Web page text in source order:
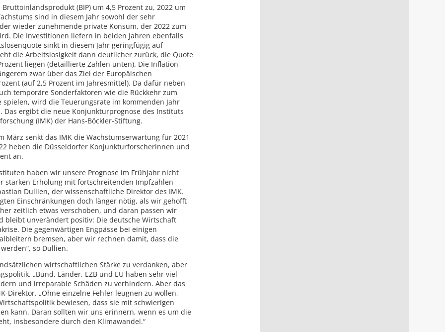
Bruttoinlandsprodukt (BIP) um 4,5 Prozent zu, 2022 um
sind in diesem Jahr sowohl der sehr
wieder zunehmende private Konsum, der 2022 zum
Die Investitionen liefern in beiden Jahren ebenfalls
sinkt in diesem Jahr geringfügig auf
die Arbeitslosigkeit dann deutlicher zurück, die Quote
liegen (detaillierte Zahlen unten). Die Inflation
zwar über das Ziel der Europäischen
(auf 2,5 Prozent im Jahresmittel). Da dafür neben
temporäre Sonderfaktoren wie die Rückkehr zum
spielen, wird die Teuerungsrate im kommenden Jahr
Das ergibt die neue Konjunkturprognose des Instituts
(IMK) der Hans-Böckler-Stiftung.
März senkt das IMK die Wachstumserwartung für 2021
heben die Düsseldorfer Konjunkturforscherinnen und
an.
haben wir unsere Prognose im Frühjahr nicht
starken Erholung mit fortschreitenden Impfzahlen
Dullien, der wissenschaftliche Direktor des IMK.
Einschränkungen doch länger nötig, als wir gehofft
zeitlich etwas verschoben, und daran passen wir
bleibt unverändert positiv: Die deutsche Wirtschaft
Die gegenwärtigen Engpässe bei einigen
bremsen, aber wir rechnen damit, dass die
so Dullien.
wirtschaftlichen Stärke zu verdanken, aber
„Bund, Länder, EZB und EU haben sehr viel
und irreparable Schäden zu verhindern. Aber das
Direktor. „Ohne einzelne Fehler leugnen zu wollen,
bewiesen, dass sie mit schwierigen
kann. Daran sollten wir uns erinnern, wenn es um die
insbesondere durch den Klimawandel.“